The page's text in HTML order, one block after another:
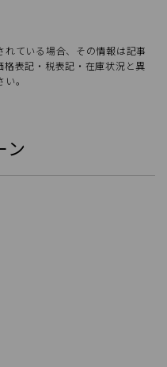
ている場合、その情報は記事
表記・税表記・在庫状況と異
。
ン